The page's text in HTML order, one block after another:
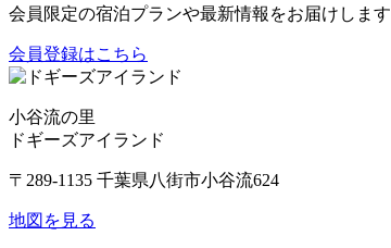
会員限定の宿泊プランや最新情報をお届けします
会員登録はこちら
小谷流の里
ドギーズアイランド
〒289-1135 千葉県八街市小谷流624
地図を見る